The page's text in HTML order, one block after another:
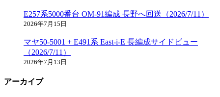
E257系5000番台 OM-91編成 長野へ回送（2026/7/11）
2026年7月15日
マヤ50-5001 + E491系 East-i-E 長編成サイドビュー
（2026/7/11）
2026年7月13日
アーカイブ